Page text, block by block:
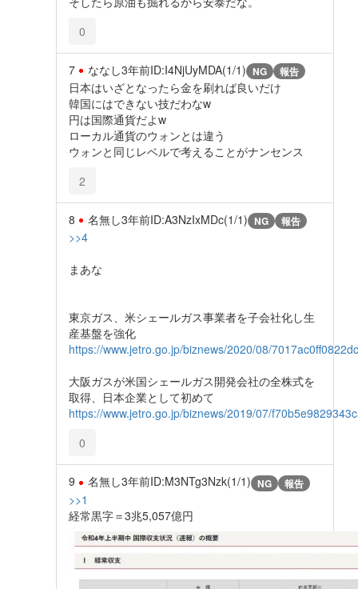
0
7 ななし3年前ID:I4NjUyMDA(1/1) NG 報告
日本はいざとなったら金を刷れば良いだけ
韓国にはできない技だわなw
円は国際通貨だよw
ローカル通貨のウォンとは違う
ウォンと同じレベルで考えることがナンセンス
2
8 名無し3年前ID:A3NzIxMDc(1/1) NG 報告
>>4
まあな
東京ガス、米シェールガス事業者を子会社化し生
産基盤を強化
https://www.jetro.go.jp/biznews/2020/08/
大阪ガスが米国シェールガス開発会社の全株式を
取得、日本企業として初めて
https://www.jetro.go.jp/biznews/2019/07/
0
9 名無し3年前ID:M3NTg3Nzk(1/1) NG 報告
>>1
経常黒字＝3兆5,057億円